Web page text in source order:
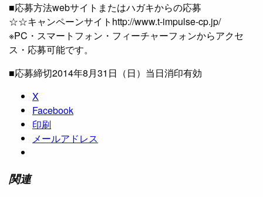
■応募方法webサイトまたはハガキからの応募
☆☆キャンペーンサイトhttp://www.t-impulse-cp.jp/
※PC・スマートフォン・フィーチャーフォンからアクセ
ス・応募可能です。
■応募締切2014年8月31日（日）当日消印有効
X
Facebook
印刷
メールアドレス
関連